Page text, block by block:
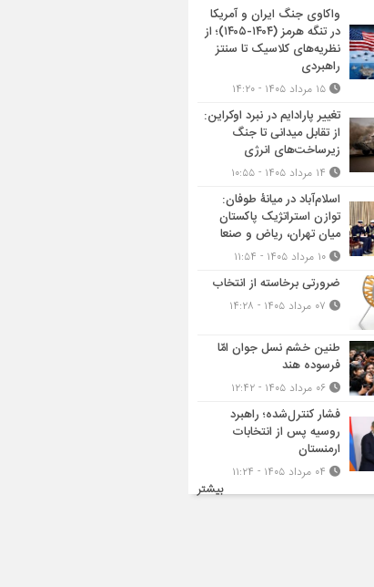
واکاوی جنگ ایران و آمریکا
در تنگه هرمز (۱۴۰۴-۱۴۰۵)؛ از
نظریه‌های کلاسیک تا سنتز
راهبردی
تغییر پارادایم در نبرد اوکراین:
از تقابل میدانی تا جنگ
زیرساخت‌های انرژی
اسلام‌آباد در میانۀ طوفان:
توازن استراتژیک پاکستان
میان تهران، ریاض و صنعا
ضرورتی برخاسته از انتخاب
طنین خشم نسل جوان امّا
فرسوده هند
فشار کنترل‌شده؛ راهبرد
روسیه پس از انتخابات
ارمنستان
بیشتر